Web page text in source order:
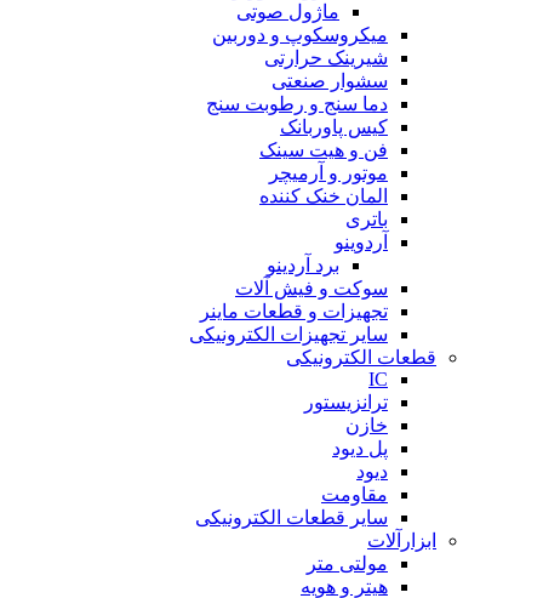
ماژول صوتی
میکروسکوپ و دوربین
شیرینک حرارتی
سشوار صنعتی
دما سنج و رطوبت سنج
کیس پاوربانک
فن و هیت سینک
موتور و آرمیچر
المان خنک کننده
باتری
آردوینو
برد آردینو
سوکت و فیش آلات
تجهیزات و قطعات ماینر
سایر تجهیزات الکترونیکی
قطعات الکترونیکی
IC
ترانزیستور
خازن
پل دیود
دیود
مقاومت
سایر قطعات الکترونیکی
ابزارآلات
مولتی متر
هیتر و هویه